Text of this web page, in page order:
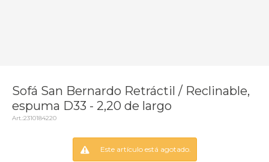
Sofá San Bernardo Retráctil / Reclinable,
espuma D33 - 2,20 de largo
2310184220
Este artículo está agotado.